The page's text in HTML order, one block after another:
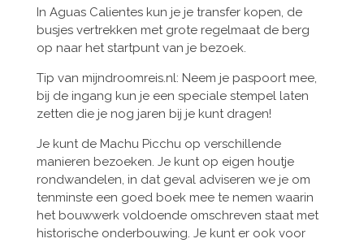
In Aguas Calientes kun je je transfer kopen, de
busjes vertrekken met grote regelmaat de berg
op naar het startpunt van je bezoek.
Tip van mijndroomreis.nl: Neem je paspoort mee,
bij de ingang kun je een speciale stempel laten
zetten die je nog jaren bij je kunt dragen!
Je kunt de Machu Picchu op verschillende
manieren bezoeken. Je kunt op eigen houtje
rondwandelen, in dat geval adviseren we je om
tenminste een goed boek mee te nemen waarin
het bouwwerk voldoende omschreven staat met
historische onderbouwing. Je kunt er ook voor